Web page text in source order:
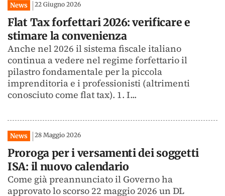
News 22 Giugno 2026
Flat Tax forfettari 2026: verificare e
stimare la convenienza
Anche nel 2026 il sistema fiscale italiano
continua a vedere nel regime forfettario il
pilastro fondamentale per la piccola
imprenditoria e i professionisti (altrimenti
conosciuto come flat tax). 1. I...
News 28 Maggio 2026
Proroga per i versamenti dei soggetti
ISA: il nuovo calendario
Come già preannunciato il Governo ha
approvato lo scorso 22 maggio 2026 un DL